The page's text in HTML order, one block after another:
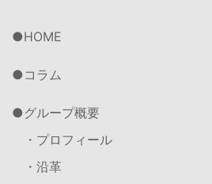
HOME
コラム
グループ概要
・プロフィール
・沿革